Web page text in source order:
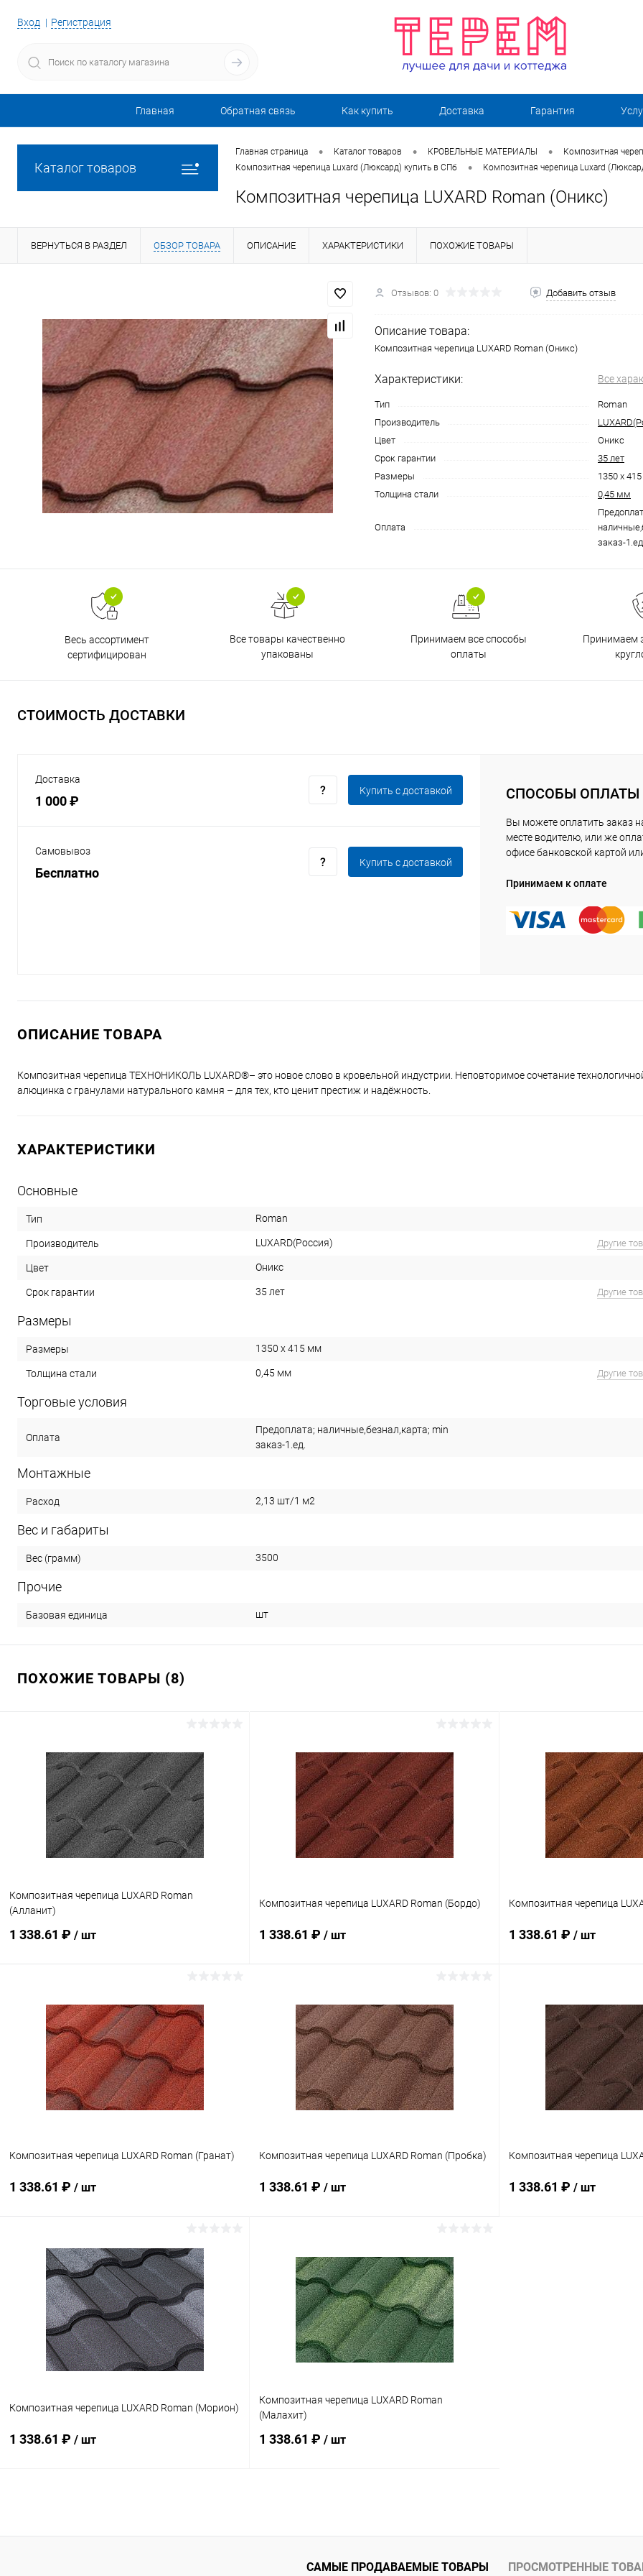
Вход Регистрация
Главная Обратная связь Как купить Доставка Гарантия
Каталог товаров
Главная страница • Каталог товаров • КРОВЕЛЬНЫЕ МАТЕРИАЛЫ • Композитная
Композитная черепица Luxard (Люксард) купить в СПб • Композитная черепица Luxard
Композитная черепица LUXARD Roman (Оникс)
ВЕРНУТЬСЯ В РАЗДЕЛ ОБЗОР ТОВАРА ОПИСАНИЕ ХАРАКТЕРИСТИКИ ПОХОЖИЕ ТОВАРЫ
Отзывов: 0 Добавить отзыв
Описание товара:
Композитная черепица LUXARD Roman (Оникс)
Характеристики: Все
Тип
Roman
Производитель
Цвет
Оникс
Срок гарантии
35 лет
Размеры
1350 х
Толщина стали
0,45 мм
Оплата
заказ-
Весь ассортимент
сертифицирован
Все товары качественно
упакованы
Принимаем все способы
оплаты
Принимаем
СТОИМОСТЬ ДОСТАВКИ
Доставка
1 000 ₽
Купить c доставкой
Самовывоз
Бесплатно
Купить c доставкой
СПОСОБЫ ОПЛАТЫ
Вы можете оплатить заказ
месте водителю, или же
офисе банковской картой
Принимаем к оплате
ОПИСАНИЕ ТОВАРА
Композитная черепица ТЕХНОНИКОЛЬ LUXARD®– это новое слово в кровельной индустрии. Неповторимое сочетание
алюцинка c гранулами натурального камня – для тех, кто ценит престиж и надёжность.
ХАРАКТЕРИСТИКИ
Основные
Тип Roman
Производитель LUXARD(Россия) Другие
Цвет Оникс
Срок гарантии 35 лет Другие
Размеры
Размеры 1350 х 415 мм
Толщина стали 0,45 мм Другие
Торговые условия
Оплата
Предоплата; наличные,безнал,карта; min
заказ-1.ед.
Монтажные
Расход 2,13 шт/1 м2
Вес и габариты
Вес (грамм) 3500
Прочие
Базовая единица шт
ПОХОЖИЕ ТОВАРЫ (8)
Композитная черепица LUXARD Roman
(Алланит)
1 338.61 ₽ / шт
Купить в 1 клик Сравнение
В избранное Под заказ
Композитная черепица LUXARD Roman (Бордо)
1 338.61 ₽ / шт
Купить в 1 клик Сравнение
В избранное Под заказ
Композитная черепица
1 338.61 ₽ / шт
Купить в 1 клик
В избранное
Композитная черепица LUXARD Roman (Гранат)
1 338.61 ₽ / шт
В корзину
Купить в 1 клик Сравнение
В избранное Под заказ
Композитная черепица LUXARD Roman (Пробка)
1 338.61 ₽ / шт
Купить в 1 клик Сравнение
В избранное Под заказ
Композитная черепица
1 338.61 ₽ / шт
Композитная черепица LUXARD Roman (Морион)
1 338.61 ₽ / шт
Купить в 1 клик Сравнение
Композитная черепица LUXARD Roman
(Малахит)
1 338.61 ₽ / шт
Купить в 1 клик Сравнение
В избранное Под заказ
САМЫЕ ПРОДАВАЕМЫЕ ТОВАРЫ ПРОСМОТРЕННЫЕ